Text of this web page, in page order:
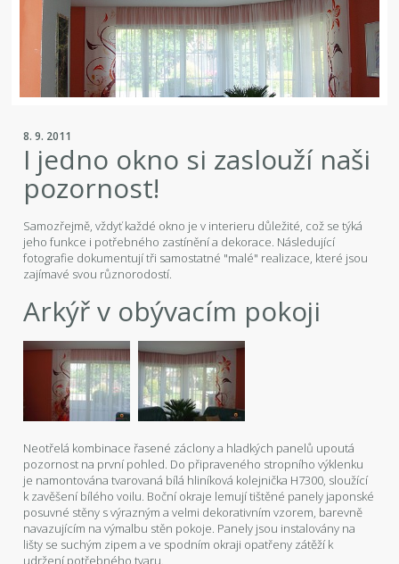
8. 9. 2011
I jedno okno si zaslouží naši
pozornost!
Samozřejmě, vždyť každé okno je v interieru důležité, což se týká
jeho funkce i potřebného zastínění a dekorace. Následující
fotografie dokumentují tři samostatné "malé" realizace, které jsou
zajímavé svou různorodostí.
Arkýř v obývacím pokoji
Neotřelá kombinace řasené záclony a hladkých panelů upoutá
pozornost na první pohled. Do připraveného stropního výklenku
je namontována tvarovaná bílá hliníková kolejnička H7300, sloužící
k zavěšení bílého voilu. Boční okraje lemují tištěné panely japonské
posuvné stěny s výrazným a velmi dekorativním vzorem, barevně
navazujícím na výmalbu stěn pokoje. Panely jsou instalovány na
lišty se suchým zipem a ve spodním okraji opatřeny zátěží k
udržení potřebného tvaru.